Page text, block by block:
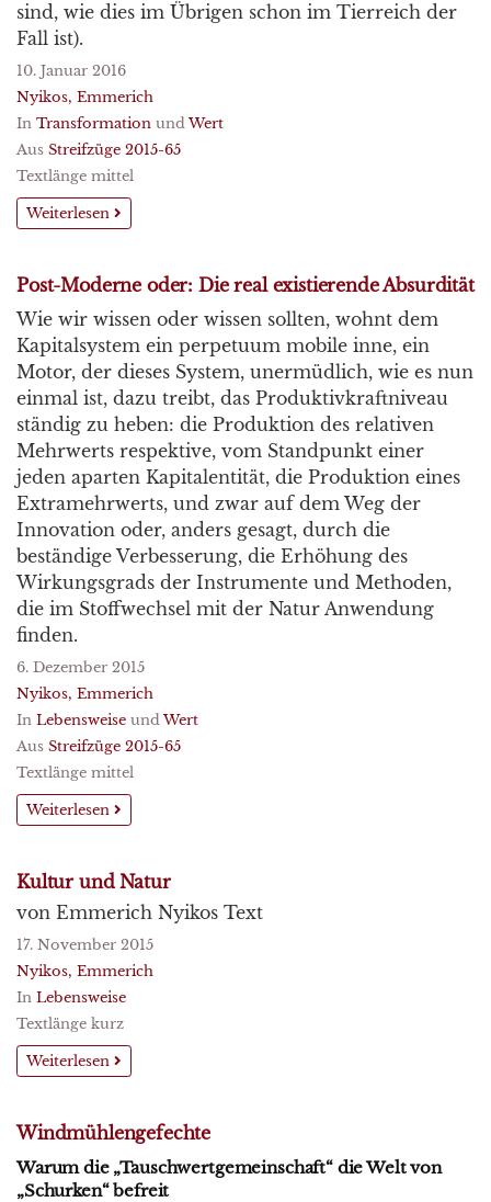
sind, wie dies im Übrigen schon im Tierreich der
Fall ist).
10. Januar 2016
Nyikos, Emmerich
In Transformation undWert
Aus Streifzüge 2015-65
Textlänge mittel
Weiterlesen
Post-Moderne oder: Die real existierende Absurdität
Wie wir wissen oder wissen sollten, wohnt dem
Kapitalsystem ein perpetuum mobile inne, ein
Motor, der dieses System, unermüdlich, wie es nun
einmal ist, dazu treibt, das Produktivkraftniveau
ständig zu heben: die Produktion des relativen
Mehrwerts respektive, vom Standpunkt einer
jeden aparten Kapitalentität, die Produktion eines
Extramehrwerts, und zwar auf dem Weg der
Innovation oder, anders gesagt, durch die
beständige Verbesserung, die Erhöhung des
Wirkungsgrads der Instrumente und Methoden,
die im Stoffwechsel mit der Natur Anwendung
finden.
6. Dezember 2015
Nyikos, Emmerich
In Lebensweise undWert
Aus Streifzüge 2015-65
Textlänge mittel
Weiterlesen
Kultur und Natur
von Emmerich Nyikos Text
17. November 2015
Nyikos, Emmerich
In Lebensweise
Textlänge kurz
Weiterlesen
Windmühlengefechte
Warum die „Tauschwertgemeinschaft“ die Welt von
„Schurken“ befreit